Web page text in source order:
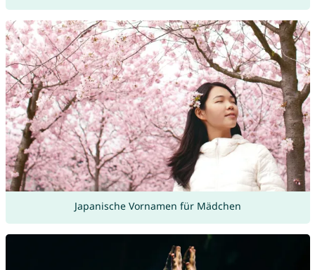
Japanische Vornamen für Mädchen